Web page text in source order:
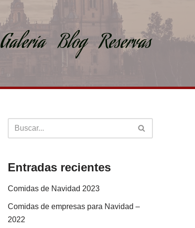
Galería Blog Reservas
Entradas recientes
Comidas de Navidad 2023
Comidas de empresas para Navidad –
2022